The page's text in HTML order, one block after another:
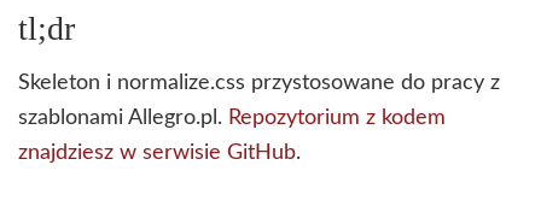
tl;dr
Skeleton i normalize.css przystosowane do pracy z
szablonami Allegro.pl. Repozytorium z kodem
znajdziesz w serwisie GitHub.